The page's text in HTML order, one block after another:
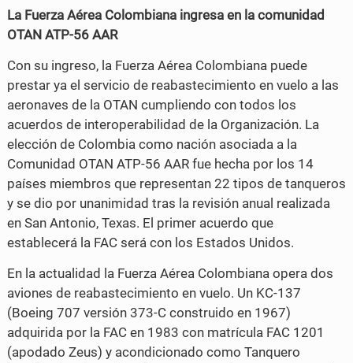
La Fuerza Aérea Colombiana ingresa en la comunidad
OTAN ATP-56 AAR
Con su ingreso, la Fuerza Aérea Colombiana puede
prestar ya el servicio de reabastecimiento en vuelo a las
aeronaves de la OTAN cumpliendo con todos los
acuerdos de interoperabilidad de la Organización. La
elección de Colombia como nación asociada a la
Comunidad OTAN ATP-56 AAR fue hecha por los 14
países miembros que representan 22 tipos de tanqueros
y se dio por unanimidad tras la revisión anual realizada
en San Antonio, Texas. El primer acuerdo que
establecerá la FAC será con los Estados Unidos.
En la actualidad la Fuerza Aérea Colombiana opera dos
aviones de reabastecimiento en vuelo. Un KC-137
(Boeing 707 versión 373-C construido en 1967)
adquirida por la FAC en 1983 con matrícula FAC 1201
(apodado Zeus) y acondicionado como Tanquero